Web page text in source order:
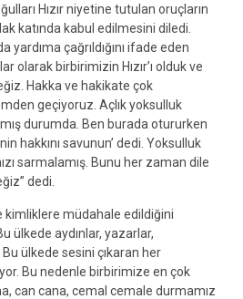
Hızır niyetine tutulan oruçların
katında kabul edilmesini diledi.
yardıma çağrıldığını ifade eden
olarak birbirimizin Hızır’ı olduk ve
Hakka ve hakikate çok
geçiyoruz. Açlık yoksulluk
durumda. Ben burada otururken
hakkını savunun’ dedi. Yoksulluk
sarmalamış. Bunu her zaman dile
dedi.
kimliklere müdahale edildiğini
ülkede aydınlar, yazarlar,
ülkede sesini çıkaran her
Bu nedenle birbirimize en çok
can cana, cemal cemale durmamız